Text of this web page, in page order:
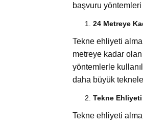
başvuru yöntemleri
24 Metreye
Tekne ehliyeti
metreye kadar
yöntemlerle
daha büyük
Tekne Ehliyeti
Tekne ehliyeti